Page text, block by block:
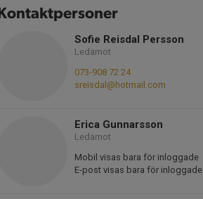
Kontaktpersoner
Sofie Reisdal Persson
Ledamot
073-908 72 24
sreisdal@hotmail.com
Erica Gunnarsson
Ledamot
Mobil visas bara för inloggade
E-post visas bara för inloggade